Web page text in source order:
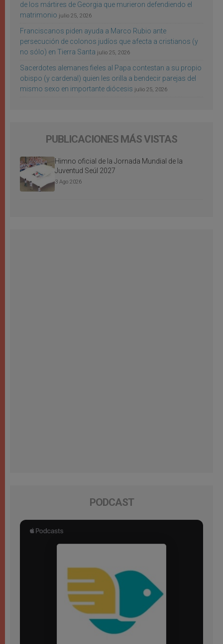
de los mártires de Georgia que murieron defendiendo el
matrimonio julio 25, 2026
Franciscanos piden ayuda a Marco Rubio ante
persecución de colonos judíos que afecta a cristianos (y
no sólo) en Tierra Santa julio 25, 2026
Sacerdotes alemanes fieles al Papa contestan a su propio
obispo (y cardenal) quien les orilla a bendecir parejas del
mismo sexo en importante diócesis julio 25, 2026
PUBLICACIONES MÁS VISTAS
Himno oficial de la Jornada Mundial de la
Juventud Seúl 2027
3 Ago 2026
PODCAST